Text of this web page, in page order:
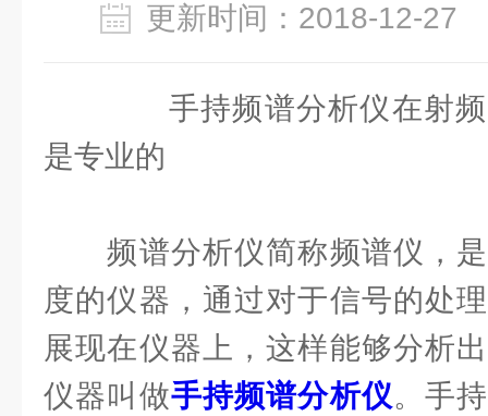
更新时间：2018-12-
手持频谱分析仪在射频
是专业的
频谱分析仪简称频谱仪，是
度的仪器，通过对于信号的处
展现在仪器上，这样能够分析
仪器叫做手持频谱分析仪。手